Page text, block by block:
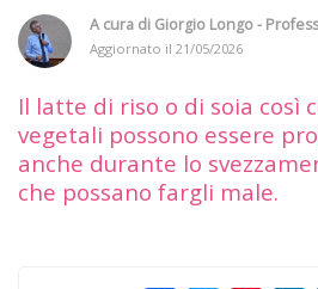
A cura di Giorgio Longo -
Aggiornato il 21/05/2026
Il latte di riso o di soia così
vegetali possono essere
anche durante lo
che possano fargli male.